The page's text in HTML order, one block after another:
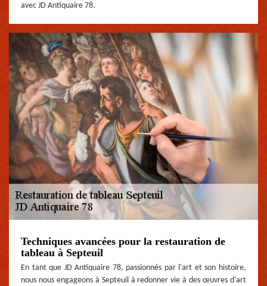
avec JD Antiquaire 78.
Techniques avancées pour la restauration de
tableau à Septeuil
En tant que JD Antiquaire 78, passionnés par l'art et son histoire,
nous nous engageons à Septeuil à redonner vie à des œuvres d'art